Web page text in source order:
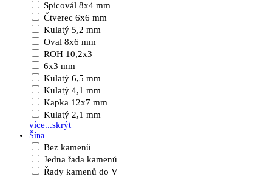
Spicovál 8x4 mm
Čtverec 6x6 mm
Kulatý 5,2 mm
Oval 8x6 mm
ROH 10,2x3
6x3 mm
Kulatý 6,5 mm
Kulatý 4,1 mm
Kapka 12x7 mm
Kulatý 2,1 mm
více...skrýt
Šína
Bez kamenů
Jedna řada kamenů
Řady kamenů do V